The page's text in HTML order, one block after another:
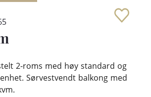
2-roms med høy standard og
Sørvestvendt balkong med